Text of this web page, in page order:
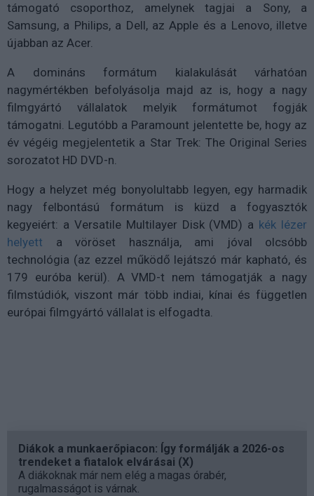
támogató csoporthoz, amelynek tagjai a Sony, a
Samsung, a Philips, a Dell, az Apple és a Lenovo, illetve
újabban az Acer.
A domináns formátum kialakulását várhatóan
nagymértékben befolyásolja majd az is, hogy a nagy
filmgyártó vállalatok melyik formátumot fogják
támogatni. Legutóbb a Paramount jelentette be, hogy az
év végéig megjelentetik a Star Trek: The Original Series
sorozatot HD DVD-n.
Hogy a helyzet még bonyolultabb legyen, egy harmadik
nagy felbontású formátum is küzd a fogyasztók
kegyeiért: a Versatile Multilayer Disk (VMD) a kék lézer
helyett a vöröset használja, ami jóval olcsóbb
technológia (az ezzel működő lejátszó már kapható, és
179 euróba kerül). A VMD-t nem támogatják a nagy
filmstúdiók, viszont már több indiai, kínai és független
európai filmgyártó vállalat is elfogadta.
Diákok a munkaerőpiacon: Így formálják a 2026-os
trendeket a fiatalok elvárásai (X)
A diákoknak már nem elég a magas órabér,
rugalmasságot is várnak.